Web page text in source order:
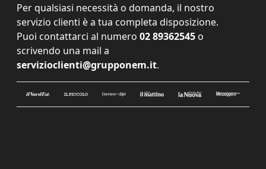
Per qualsiasi necessità o domanda, il nostro
servizio clienti è a tua completa disposizione.
Puoi contattarci al numero 02 89362545 o
scrivendo una mail a
servizioclienti@grupponem.it.